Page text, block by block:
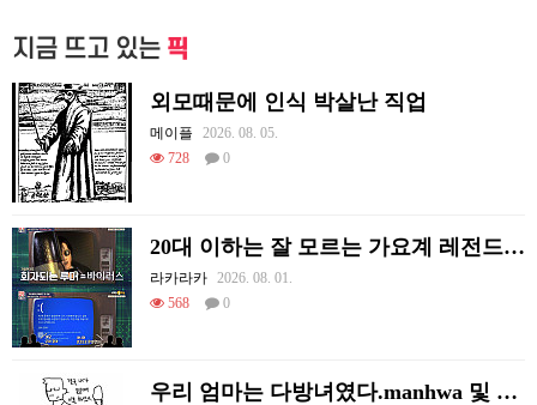
지금 뜨고 있는 픽
외모때문에 인식 박살난 직업
메이플
2026. 08. 05.
728
0
20대 이하는 잘 모르는 가요계 레전드 썰
라카라카
2026. 08. 01.
568
0
우리 엄마는 다방녀였다.manhwa 및 후기